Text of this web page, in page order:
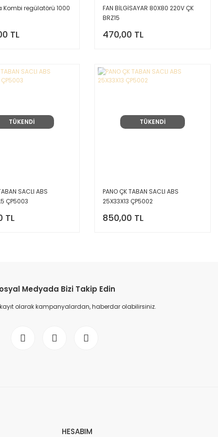
Kombi regülatörü 1000
TL
FAN BİLGİSAYAR 80X80 220V ÇK
BRZ15
470,00 TL
TÜKENDİ
SACLI ABS
ÇP5003
TL
TÜKENDİ
PANO ÇK TABAN SACLI ABS
25X33X13 ÇP5002
850,00 TL
Medyada Bizi Takip Edin
olarak kampanyalardan, haberdar olabilirsiniz.
HESABIM